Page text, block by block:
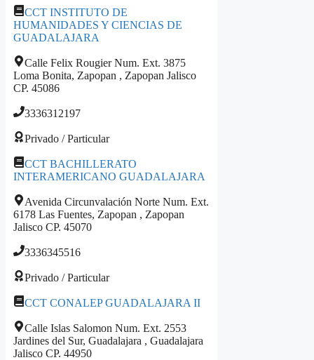
CCT INSTITUTO DE
HUMANIDADES Y CIENCIAS DE
GUADALAJARA
Calle Felix Rougier Num. Ext. 3875
Loma Bonita, Zapopan , Zapopan Jalisco
CP. 45086
3336312197
Privado / Particular
CCT BACHILLERATO
INTERAMERICANO GUADALAJARA
Avenida Circunvalación Norte Num. Ext.
6178 Las Fuentes, Zapopan , Zapopan
Jalisco CP. 45070
3336345516
Privado / Particular
CCT CONALEP GUADALAJARA II
Calle Islas Salomon Num. Ext. 2553
Jardines del Sur, Guadalajara , Guadalajara
Jalisco CP. 44950